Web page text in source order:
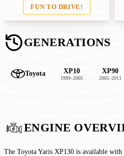
FUN TO DRIVE!
GENERATIONS
Toyota XP10
1999–2005
XP90
2005–2011
ENGINE
The Toyota Yaris XP130 is available